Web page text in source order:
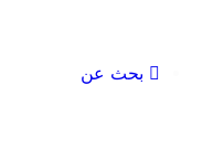
بحث عن